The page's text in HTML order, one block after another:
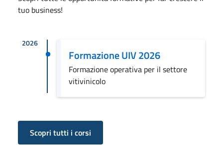
tuo business!
2026
Formazione UIV 2026
Formazione operativa per il settore
vitivinicolo
Scopri tutti i corsi